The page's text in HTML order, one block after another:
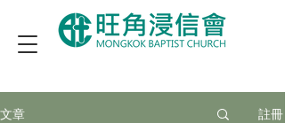
文章 註冊